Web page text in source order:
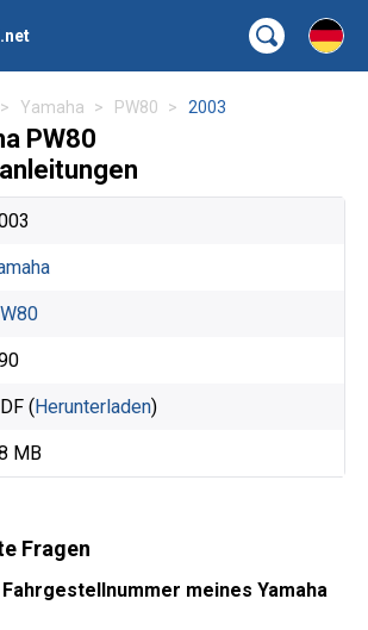
Yamaha PW80 2003
PW80
(Herunterladen)
MB
Fragen
meines Yamaha